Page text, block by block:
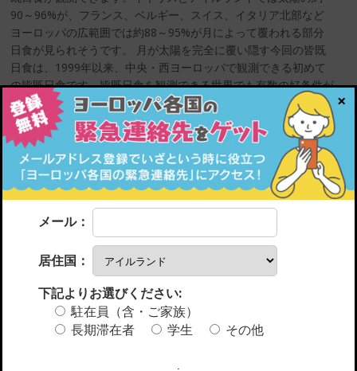
90～96%が、フランス、ベルギー、スイス、イタリア北部など
ヨーロッパの広範囲では約88～95%が月によって覆われる部分
日食が見られそうです。 月が太陽を完全に覆い隠す今回の皆既
日食は、1999年以来、中央・西ヨーロッパで観測できる初めて
の皆既日食です。皆既日食を観測できる世界でも有数の好条件が
揃うスペイン北部の他、グリーンランド、アイスランド（皆既日
食のピークが最大2分18秒）、そしてポルトガル北東部のごく一
部の地域でのみ観測可能ということです。 たとえばロンドンで
は、午後6時17分に、月が太陽の円盤の一部を覆い始める「第一
接触」が起こり、月は太陽の前をゆっくりと移動。午後7時12分
頃に太陽の約90%が覆われ、気温と明るさに顕著な変化が現れま
す。部分日食では、空が完全に暗くなることはなく、曇りの日
や、夕暮れか夜明けに近いような雰囲気になります。部分日食は
日没時に起こり、日食が進むにつれて太陽と月は地平線に低く沈
んでいくため、西の地平線がよく見える高い場所からは、日食の
全貌が観測できるかもしれません。 […]
Vol.15 夏の醍醐味、ブッラータ
メール：
居住国：
下記よりお選びください:
駐在員（含・ご家族）
長期滞在者
学生 その他
×